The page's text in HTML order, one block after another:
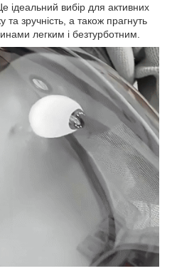
ідеальний вибір для активних
та зручність, а також прагнуть
легким і безтурботним.